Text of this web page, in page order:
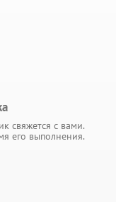
свяжется с вами.
его выполнения.